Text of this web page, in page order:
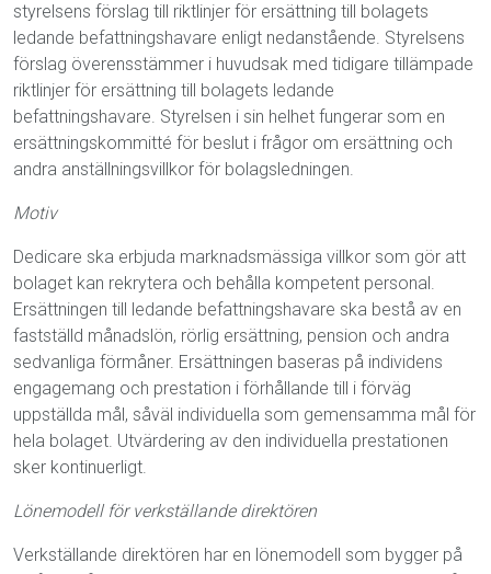
styrelsens förslag till riktlinjer för ersättning till bolagets
ledande befattningshavare enligt nedanstående. Styrelsens
förslag överensstämmer i huvudsak med tidigare tillämpade
riktlinjer för ersättning till bolagets ledande
befattningshavare. Styrelsen i sin helhet fungerar som en
ersättningskommitté för beslut i frågor om ersättning och
andra anställningsvillkor för bolagsledningen.
Motiv
Dedicare ska erbjuda marknadsmässiga villkor som gör att
bolaget kan rekrytera och behålla kompetent personal.
Ersättningen till ledande befattningshavare ska bestå av en
fastställd månadslön, rörlig ersättning, pension och andra
sedvanliga förmåner. Ersättningen baseras på individens
engagemang och prestation i förhållande till i förväg
uppställda mål, såväl individuella som gemensamma mål för
hela bolaget. Utvärdering av den individuella prestationen
sker kontinuerligt.
Lönemodell för verkställande direktören
Verkställande direktören har en lönemodell som bygger på